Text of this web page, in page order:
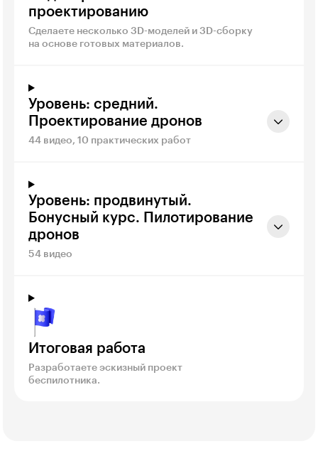
проектированию
Сделаете несколько 3D-моделей и 3D-сборку
на основе готовых материалов.
Уровень: средний.
Проектирование дронов
44 видео, 10 практических работ
Уровень: продвинутый.
Бонусный курс. Пилотирование
дронов
54 видео
Итоговая работа
Разработаете эскизный проект
беспилотника.